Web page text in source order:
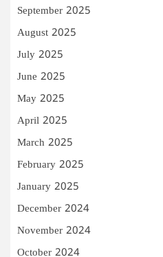
September 2025
August 2025
July 2025
June 2025
May 2025
April 2025
March 2025
February 2025
January 2025
December 2024
November 2024
October 2024